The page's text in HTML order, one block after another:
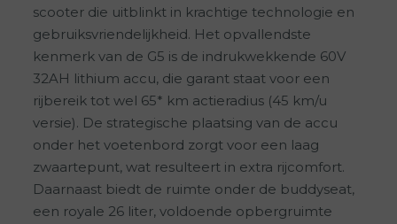
scooter die uitblinkt in krachtige technologie en
gebruiksvriendelijkheid. Het opvallendste
kenmerk van de G5 is de indrukwekkende 60V
32AH lithium accu, die garant staat voor een
rijbereik tot wel 65* km actieradius (45 km/u
versie). De strategische plaatsing van de accu
onder het voetenbord zorgt voor een laag
zwaartepunt, wat resulteert in extra rijcomfort.
Daarnaast biedt de ruimte onder de buddyseat,
een royale 26 liter, voldoende opbergruimte